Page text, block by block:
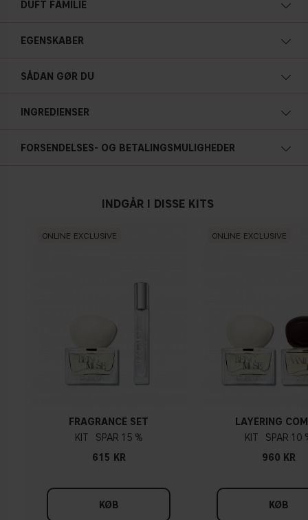
DUFT FAMILIE
EGENSKABER
SÅDAN GØR DU
INGREDIENSER
FORSENDELSES- OG BETALINGSMULIGHEDER
INDGÅR I DISSE KITS
ONLINE EXCLUSIVE
FRAGRANCE SET
KIT
15 %
615 KR
KØB
ONLINE EXCLUSIVE
LAYERING
KIT
10
960 KR
KØB